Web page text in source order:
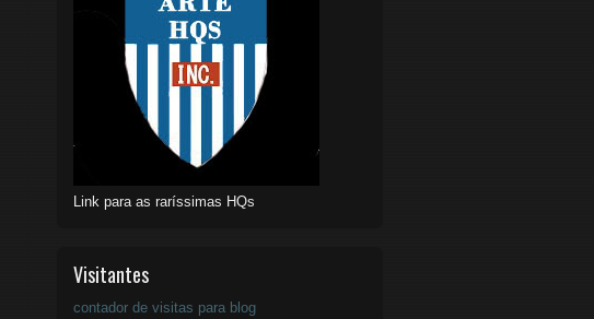
Link para as raríssimas HQs
Visitantes
contador de visitas para blog